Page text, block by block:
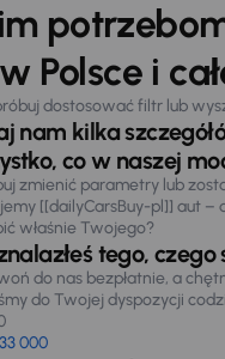
Polsce i
dostosować filtr lub
nam kilka
co w naszej
zmienić parametry lub
[[dailyCarsBuy-pl]] aut –
właśnie Twojego?
tego, czego
do nas bezpłatnie, a
do Twojej dyspozycji
000